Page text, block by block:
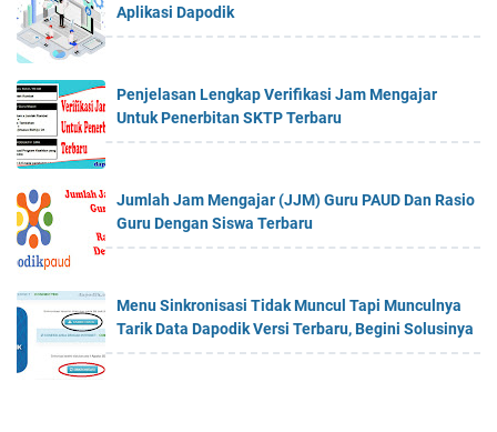
Aplikasi Dapodik
Penjelasan Lengkap Verifikasi Jam Mengajar
Untuk Penerbitan SKTP Terbaru
Jumlah Jam Mengajar (JJM) Guru PAUD Dan Rasio
Guru Dengan Siswa Terbaru
Menu Sinkronisasi Tidak Muncul Tapi Munculnya
Tarik Data Dapodik Versi Terbaru, Begini Solusinya